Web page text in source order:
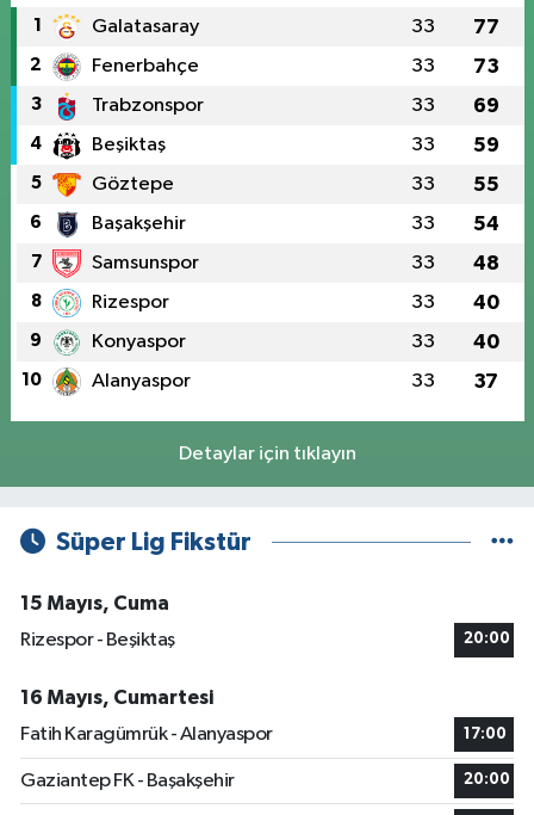
1 Galatasaray 33 77
2 Fenerbahçe 33 73
3 Trabzonspor 33 69
4 Beşiktaş 33 59
5 Göztepe 33 55
6 Başakşehir 33 54
7 Samsunspor 33 48
8 Rizespor 33 40
9 Konyaspor 33 40
10 Alanyaspor 33 37
Detaylar için tıklayın
Süper Lig Fikstür
15 Mayıs, Cuma
Rizespor - Beşiktaş
20:00
16 Mayıs, Cumartesi
Fatih Karagümrük - Alanyaspor
17:00
Gaziantep FK - Başakşehir 20:00